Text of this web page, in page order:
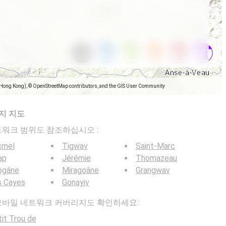
Kong), © OpenStreetMap contributors, and the GIS User Community
지도
크 범위도 참조하십시오 :
Cayes
Tigwav
Jérémie
Miragoâne
Gonayiv
Saint-Marc
Thomazeau
Grangwav
일 네트워크 커버리지도 확인하세요:
Trou de